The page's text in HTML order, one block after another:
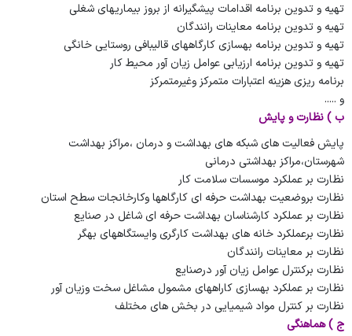
تهیه و تدوین برنامه اقدامات پیشگیرانه از بروز بیماریهای شغلی
تهیه و تدوین برنامه معاینات رانندگان
تهیه و تدوین برنامه بهسازی کارگاههای قالیبافی روستایی خانگی
تهیه و تدوین برنامه ارزیابی عوامل زیان آور محیط کار
برنامه ریزی هزینه اعتبارات متمرکز وغیرمتمرکز
و .....
ب ) نظارت و پایش
پایش فعالیت های شبکه های بهداشت و درمان ،مراکز بهداشت
شهرستان،مراکز بهداشتی درمانی
نظارت بر عملکرد موسسات سلامت کار
نظارت بروضعیت بهداشت حرفه ای کارگاهها وکارخانجات سطح استان
نظارت بر عملکرد کارشناسان بهداشت حرفه ای شاغل در صنایع
نظارت برعملکرد خانه های بهداشت کارگری وایستگاههای بهگر
نظارت بر معاینات رانندگان
نظارت برکنترل عوامل زیان آور درصنایع
نظارت بر عملکرد بهسازی کاراههای مشمول مشاغل سخت وزیان آور
نظارت بر کنترل مواد شیمیایی در بخش های مختلف
ج ) هماهنگی